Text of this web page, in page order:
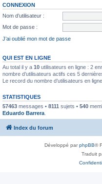
CONNEXION
Nom d’utilisateur :
Mot de passe :
J’ai oublié mon mot de passe
QUI EST EN LIGNE
Au total il y a 10 utilisateurs en ligne : 2
nombre d’utilisateurs actifs ces 5
Le record du nombre d’utilisateurs en
STATISTIQUES
57463 messages • 8111 sujets • 540
Eduardo Barrera
Index du forum
Développé parphpBB®
Traduit